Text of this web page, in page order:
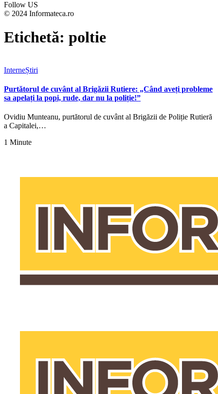
Follow US
© 2024 Informateca.ro
Etichetă: poltie
InterneȘtiri
Purtătorul de cuvânt al Brigăzii Rutiere: „Când aveți probleme
sa apelați la popi, rude, dar nu la poliție!”
Ovidiu Munteanu, purtătorul de cuvânt al Brigăzii de Poliție Rutieră
a Capitalei,…
1 Minute